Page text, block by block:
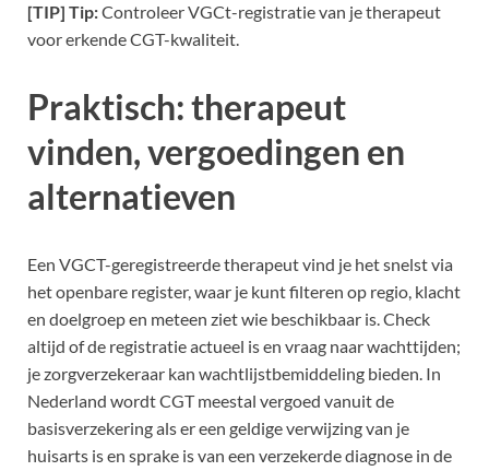
[TIP] Tip:Controleer VGCt-registratie van je therapeut
voor erkende CGT-kwaliteit.
Praktisch: therapeut
vinden, vergoedingen en
alternatieven
Een VGCT-geregistreerde therapeut vind je het snelst via
het openbare register, waar je kunt filteren op regio, klacht
en doelgroep en meteen ziet wie beschikbaar is. Check
altijd of de registratie actueel is en vraag naar wachttijden;
je zorgverzekeraar kan wachtlijstbemiddeling bieden. In
Nederland wordt CGT meestal vergoed vanuit de
basisverzekering als er een geldige verwijzing van je
huisarts is en sprake is van een verzekerde diagnose in de